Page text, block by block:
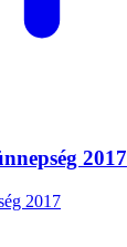
2017
2017